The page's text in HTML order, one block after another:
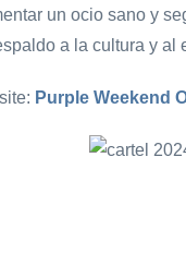
un ocio sano y
a la cultura y
Purple Weekend